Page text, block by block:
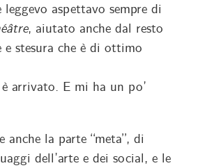
aspettavo sempre di
, aiutato anche dal resto
e stesura che è di ottimo
arrivato. E mi ha un po’
anche la parte “meta”, di
dell’arte e dei social, e le